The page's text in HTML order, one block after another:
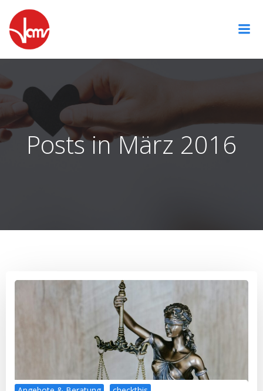
Posts in März 2016